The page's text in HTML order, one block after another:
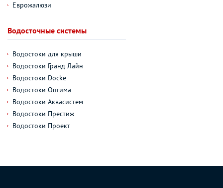
Еврожалюзи
Водосточные системы
Водостоки для крыши
Водостоки Гранд Лайн
Водостоки Docke
Водостоки Оптима
Водостоки Аквасистем
Водостоки Престиж
Водостоки Проект